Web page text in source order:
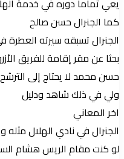
كما الجنرال حسن صالح
الجنرال تسبقه سيرته
بحثا عن مقر إقامة للفريق
حسن محمد لا يحتاج إلى
ولي في ذلك شاهد ودليل
اخر المعاني
الجنرال في نادي الهلال مثله
لو كنت مقام الريس هشام